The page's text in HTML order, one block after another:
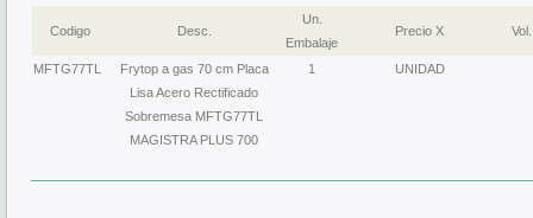
Codigo Desc.
Un.
Embalaje
Precio X Vol.
MFTG77TL
Frytop a gas 70 cm Placa
Lisa Acero Rectificado
Sobremesa MFTG77TL
MAGISTRA PLUS 700
1 UNIDAD